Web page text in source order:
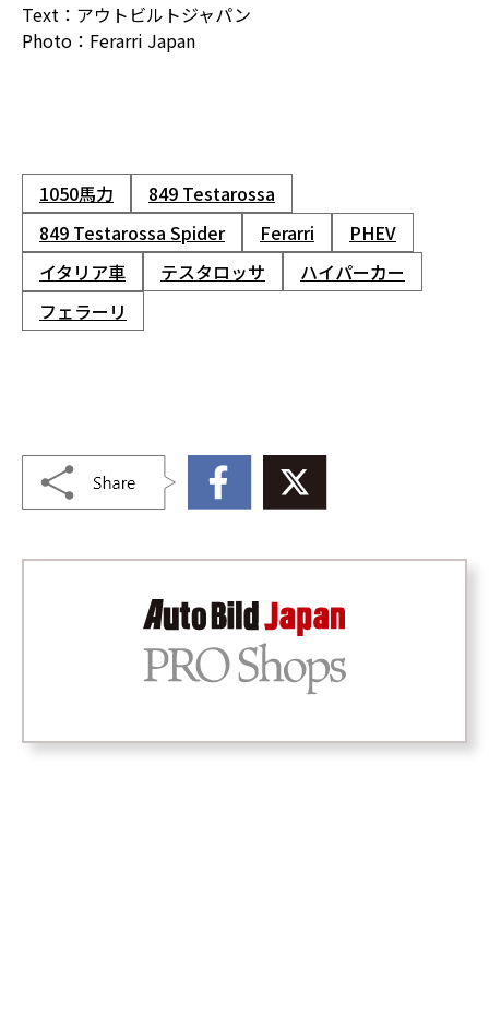
Text：アウトビルトジャパン
Photo：Ferarri Japan
1050馬力
849 Testarossa
849 Testarossa Spider
Ferarri
PHEV
イタリア車
テスタロッサ
ハイパーカー
フェラーリ